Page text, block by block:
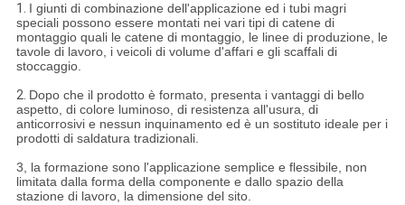
1. I giunti di combinazione dell'applicazione ed i tubi magri
speciali possono essere montati nei vari tipi di catene di
montaggio quali le catene di montaggio, le linee di produzione, le
tavole di lavoro, i veicoli di volume d'affari e gli scaffali di
stoccaggio.
2. Dopo che il prodotto è formato, presenta i vantaggi di bello
aspetto, di colore luminoso, di resistenza all'usura, di
anticorrosivi e nessun inquinamento ed è un sostituto ideale per i
prodotti di saldatura tradizionali.
3, la formazione sono l'applicazione semplice e flessibile, non
limitata dalla forma della componente e dallo spazio della
stazione di lavoro, la dimensione del sito.